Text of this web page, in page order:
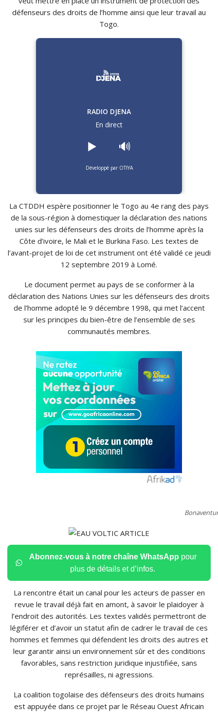
défenseurs des droits de l’homme ainsi que leur travail au
Togo.
RADIO DJENA
En direct
▶️ 🔊
Développé par OTIYA
La CTDDH espère positionner le Togo au 4e rang des pays
de la sous-région à domestiquer la déclaration des nations
unies sur les défenseurs des droits de l’homme après la
Côte d’ivoire, le Mali et le Burkina Faso. Les textes de
l’avant-projet de loi de cet instrument ont été validé ce jeudi
12 septembre 2019 à Lomé.
Le document permet au pays de se conformer à la
déclaration des Nations Unies sur les défenseurs des droits
de l’homme adopté le 9 décembre 1998, qui met l’accent
sur les principes du bien-être de l’ensemble de ses
communautés membres.
Abonnez-vous à notre chaîne WhatsApp pour
plus de détails et d’infos.
La rencontre était un canal pour les acteurs de passer en
revue le travail déjà fait en amont, à savoir le plaidoyer à
l’endroit des autorités. Les textes validés permettront de
légiférer et d’avoir un statut afin de cadrer le travail de ces
hommes et femmes qui défendent les droits des autres et
leur garantir ainsi un environnement sûr et des conditions
favorables, sans restriction juridique injustifiée, sans
représailles, ni agressions.
La coalition togolaise des défenseurs des droits humains
est appuyée dans ce projet par le Réseau Ouest Africain